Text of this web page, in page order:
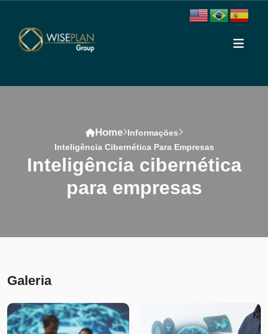
Home Informações
Inteligência Cibernética Para Empresas
inteligência cibernética
para empresas
Galeria